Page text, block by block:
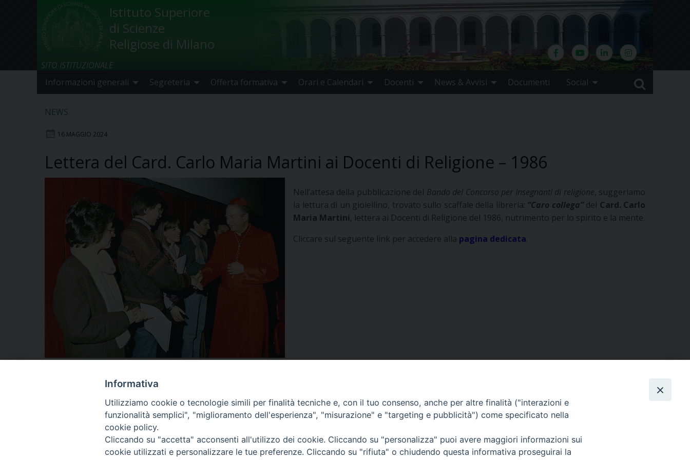
Istituto Superiore
di Scienze
Religiose di Milano
SITO ISTITUZIONALE
Informazioni generali
Segreteria Offerta formativa Orari e Calendari Docenti News & Avvisi Documenti Social
NEWS
16 MAGGIO 2024
Lettera del Card. Carlo Maria Martini ai Docenti di Religione – 1986
Nell’attesa della pubblicazione del Bando del Concorso per Insegnanti di religione, suggeriamo
la lettura di un gioiellino, trovato sullo scaffale della libreria: “Caro collega”del Card. Carlo
Maria Martini, lettera ai Docenti di Religione del 1986, nutrimento per lo spirito e la mente.
Cliccare sul seguente link per accedere alla pagina dedicata.
@2022 - Istituto Superiore di Scienze Religiose di Milano, via Cavalieri del Santo Sepolcro 3 - Milano
Informativa
Utilizziamo cookie o tecnologie simili per finalità tecniche e, con il tuo consenso, anche per altre finalità ("interazioni e
funzionalità semplici", "miglioramento dell'esperienza", "misurazione" e "targeting e pubblicità") come specificato nella
cookie policy.
Cliccando su "accetta" acconsenti all'utilizzo dei cookie. Cliccando su "personalizza" puoi avere maggiori informazioni sui
cookie utilizzati e personalizzare le tue preferenze. Cliccando su "rifiuta" o chiudendo questa informativa proseguirai la